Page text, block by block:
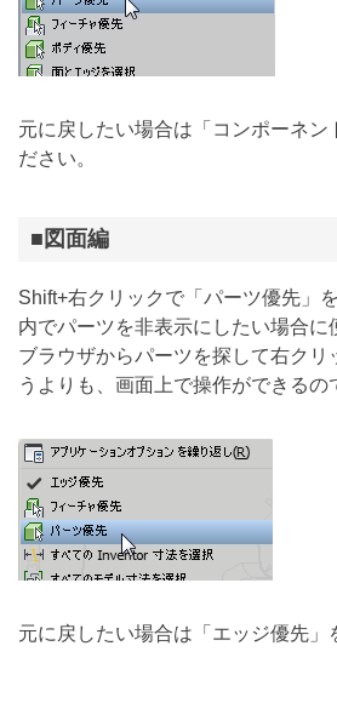
元に戻したい場合は「コンポーネン
ださい。
■図面編
Shift+右クリックで「パーツ優先」
内でパーツを非表示にしたい場合に
ブラウザからパーツを探して右クリ
うよりも、画面上で操作ができるの
元に戻したい場合は「エッジ優先」